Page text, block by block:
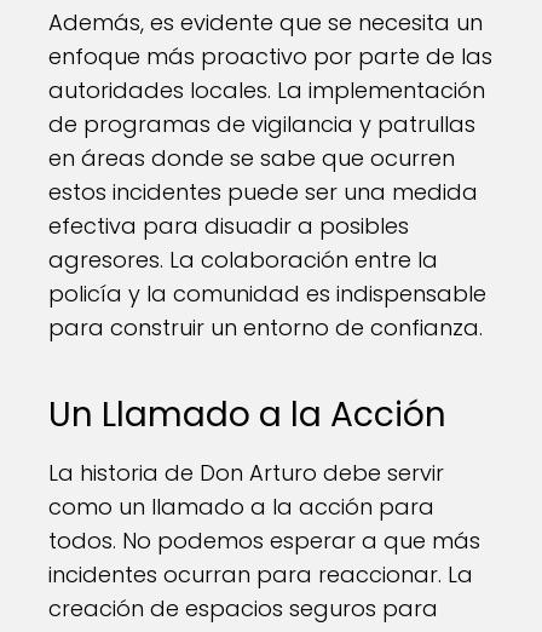
Además, es evidente que se necesita un
enfoque más proactivo por parte de las
autoridades locales. La implementación
de programas de vigilancia y patrullas
en áreas donde se sabe que ocurren
estos incidentes puede ser una medida
efectiva para disuadir a posibles
agresores. La colaboración entre la
policía y la comunidad es indispensable
para construir un entorno de confianza.
Un Llamado a la Acción
La historia de Don Arturo debe servir
como un llamado a la acción para
todos. No podemos esperar a que más
incidentes ocurran para reaccionar. La
creación de espacios seguros para